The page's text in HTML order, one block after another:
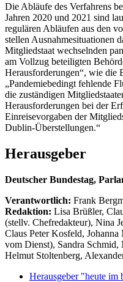
Die Abläufe des Verfahrens
Jahren 2020 und 2021 sind
regulären Abläufen aus den
stellen Ausnahmesituationen
Mitgliedstaat wechselnden
am Vollzug beteiligten
Herausforderungen“, wie die
„Pandemiebedingt fehlende
die zuständigen
Herausforderungen bei der
Einreisevorgaben der
Dublin-Überstellungen.“
Herausgeber
Deutscher Bundestag,
Verantwortlich: Frank
Redaktion: Lisa Brüßler,
(stellv. Chefredakteur), Nina
Claus Peter Kosfeld,
vom Dienst), Sandra
Helmut Stoltenberg,
Herausgeber "heute im